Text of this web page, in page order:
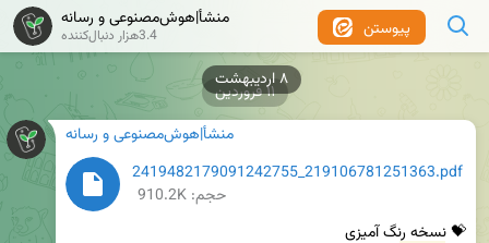
۸ اردیبهشت
پیوستن منشأ|هوش‌مصنوعی و رسانه
3.4هزار دنبال‌کننده
منشأ|هوش‌مصنوعی و رسانه
2419482179091242755_219106781251363.pdf
حجم: 910.2K
۱۱ فروردین